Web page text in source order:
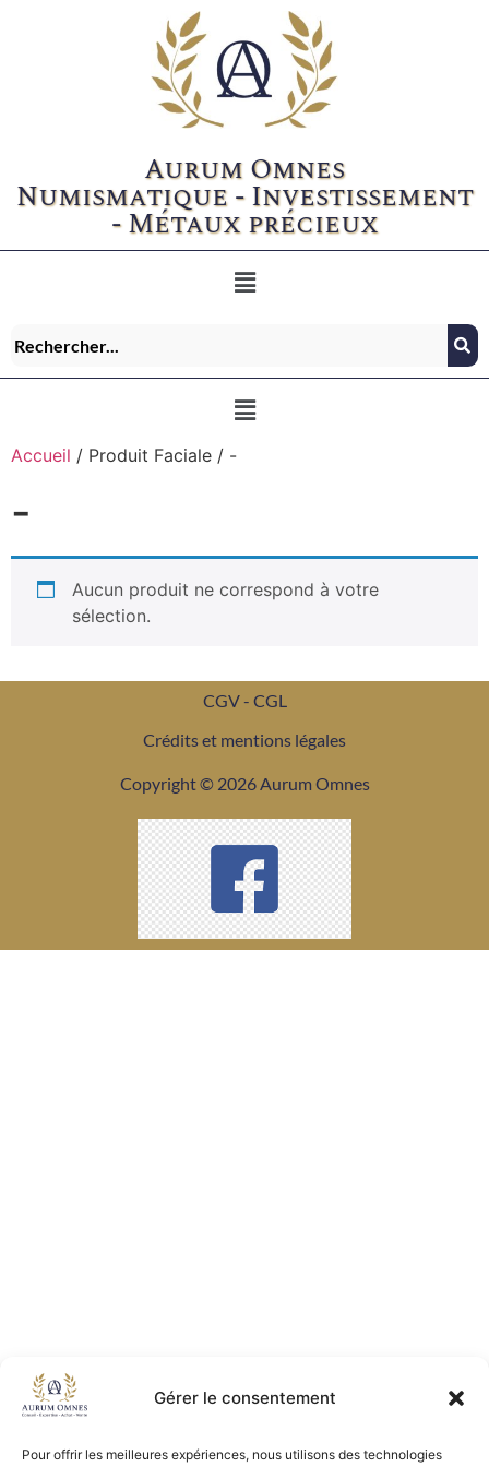
Gérer le consentement
Pour offrir les meilleures expériences, nous utilisons des technologies
Aurum Omnes
Numismatique - Investissement
- Métaux précieux
Accueil / Produit Faciale / -
-
Aucun produit ne correspond à votre
sélection.
CGV - CGL
Crédits et mentions légales
Copyright © 2026 Aurum Omnes